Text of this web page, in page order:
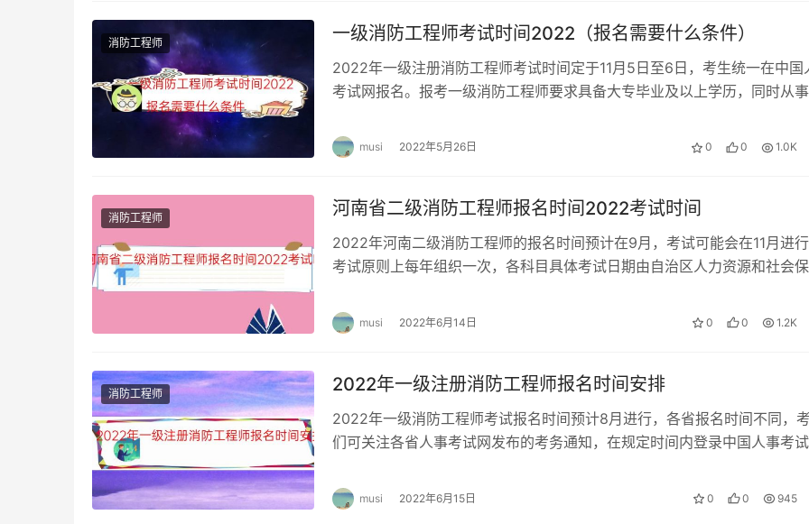
消防工程师 一级消防工程师考试时间2022（报名需要什么条件）
2022年一级注册消防工程师考试时间定于11月5日至6日，考生统一在中国
考试网报名。报考一级消防工程师要求具备大专毕业及以上学历，同时从事
musi 2022年5月26日 0 0 1.0K
消防工程师 河南省二级消防工程师报名时间2022考试时间
2022年河南二级消防工程师的报名时间预计在9月，考试可能会在11月进行
考试原则上每年组织一次，各科目具体考试日期由自治区人力资源和社会保
musi 2022年6月14日 0 0 1.2K
消防工程师 2022年一级注册消防工程师报名时间安排
2022年一级消防工程师考试报名时间预计8月进行，各省报名时间不同，
们可关注各省人事考试网发布的考务通知，在规定时间内登录中国人事考试
musi 2022年6月15日 0 0 945